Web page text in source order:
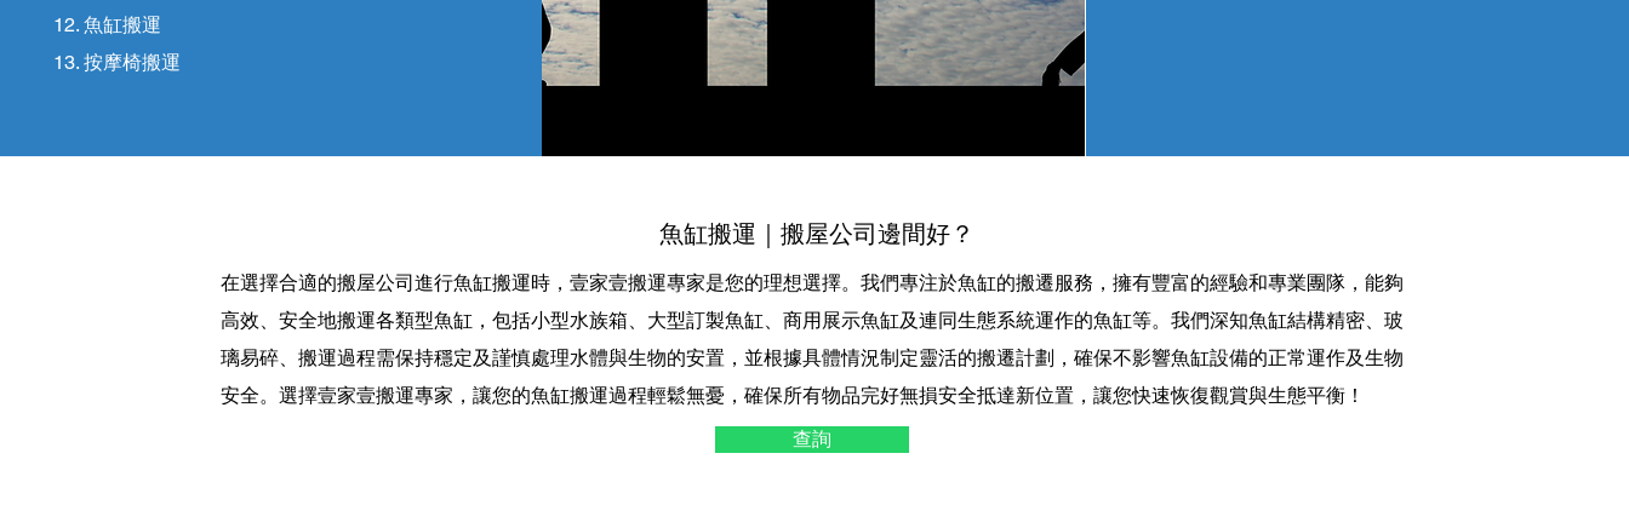
12. 魚缸搬運
13. 按摩椅搬運
魚缸搬運｜搬屋公司邊間好？
在選擇合適的搬屋公司進行魚缸搬運時，壹家壹搬運專家是您的理想選擇。我們專注於魚缸的搬遷服務，擁有豐富的經驗和專業團隊，能夠
高效、安全地搬運各類型魚缸，包括小型水族箱、大型訂製魚缸、商用展示魚缸及連同生態系統運作的魚缸等。我們深知魚缸結構精密、玻
璃易碎、搬運過程需保持穩定及謹慎處理水體與生物的安置，並根據具體情況制定靈活的搬遷計劃，確保不影響魚缸設備的正常運作及生物
安全。選擇壹家壹搬運專家，讓您的魚缸搬運過程輕鬆無憂，確保所有物品完好無損安全抵達新位置，讓您快速恢復觀賞與生態平衡！
查詢